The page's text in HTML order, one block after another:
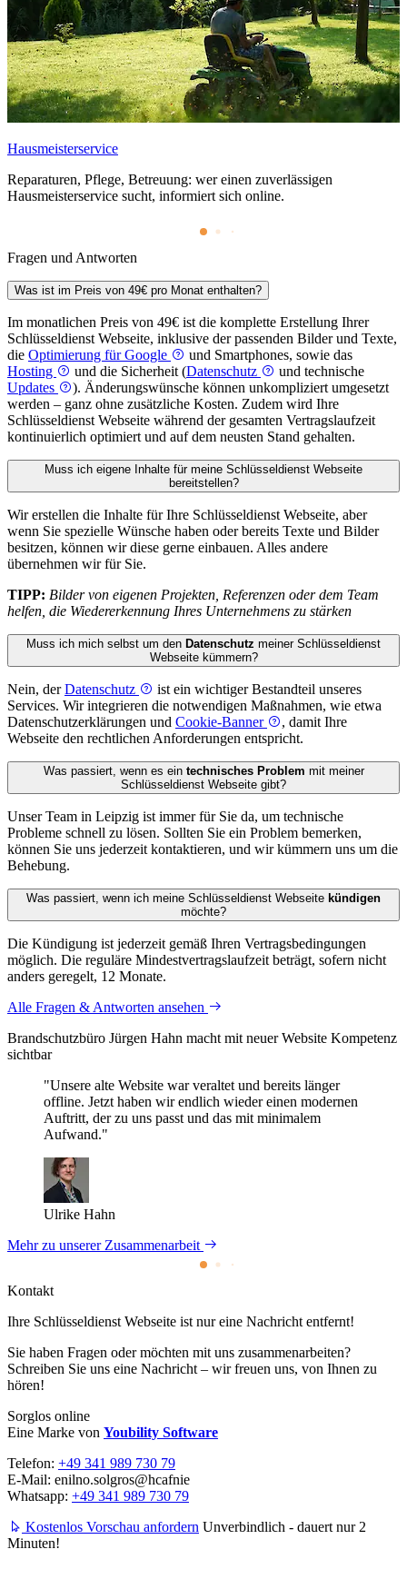
Hausmeisterservice
Reparaturen, Pflege, Betreuung: wer einen zuverlässigen
Hausmeisterservice sucht, informiert sich online.
Fragen und Antworten
Was ist im Preis von 49€ pro Monat enthalten?
Im monatlichen Preis von 49€ ist die komplette Erstellung Ihrer
Schlüssel­dienst Webseite, inklusive der passenden Bilder und Texte,
die Optimierung für Google
und Smartphones, sowie das
Hosting
und die Sicherheit (Datenschutz
und technische
Updates
). Änderungswünsche können unkompliziert umgesetzt
werden – ganz ohne zusätzliche Kosten. Zudem wird Ihre
Schlüssel­dienst Webseite während der gesamten Vertragslaufzeit
kontinuierlich optimiert und auf dem neusten Stand gehalten.
Muss ich eigene Inhalte für meine Schlüssel­dienst Webseite
bereitstellen?
Wir erstellen die Inhalte für Ihre Schlüssel­dienst Webseite, aber
wenn Sie spezielle Wünsche haben oder bereits Texte und Bilder
besitzen, können wir diese gerne einbauen. Alles andere
übernehmen wir für Sie.
TIPP: Bilder von eigenen Projekten, Referenzen oder dem Team
helfen, die Wiedererkennung Ihres Unternehmens zu stärken
Muss ich mich selbst um den Datenschutz meiner Schlüssel­dienst
Webseite kümmern?
Nein, derDatenschutz
ist ein wichtiger Bestandteil unseres
Services. Wir integrieren die notwendigen Maßnahmen, wie etwa
Datenschutzerklärungen und Cookie-Banner
, damit Ihre
Webseite den rechtlichen Anforderungen entspricht.
Was passiert, wenn es ein technisches Problem mit meiner
Schlüssel­dienst Webseite gibt?
Unser Team in Leipzig ist immer für Sie da, um technische
Probleme schnell zu lösen. Sollten Sie ein Problem bemerken,
können Sie uns jederzeit kontaktieren, und wir kümmern uns um die
Behebung.
Was passiert, wenn ich meine Schlüssel­dienst Webseite kündigen
möchte?
Die Kündigung ist jederzeit gemäß Ihren Vertragsbedingungen
möglich. Die reguläre Mindestvertragslaufzeit beträgt, sofern nicht
anders geregelt, 12 Monate.
Alle Fragen & Antworten ansehen
Brandschutzbüro Jürgen Hahn macht mit neuer Website Kompetenz
sichtbar
"Unsere alte Website war veraltet und bereits länger
offline. Jetzt haben wir endlich wieder einen modernen
Auftritt, der zu uns passt und das mit minimalem
Aufwand."
Ulrike Hahn
Mehr zu unserer Zusammenarbeit
Kontakt
Ihre Schlüssel­dienst Webseite ist nur eine Nachricht entfernt!
Sie haben Fragen oder möchten mit uns zusammenarbeiten?
Schreiben Sie uns eine Nachricht – wir freuen uns, von Ihnen zu
hören!
Sorglos online
Eine Marke von Youbility Software
Telefon: +49 341 989 730 79
E-Mail: enilno.solgros@hcafnie
Whatsapp: +49 341 989 730 79
Kostenlos Vorschau anfordern Unverbindlich - dauert nur 2
Minuten!